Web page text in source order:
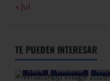
« Jul
TE PUEDEN INTERESAR
Chile Gobierno